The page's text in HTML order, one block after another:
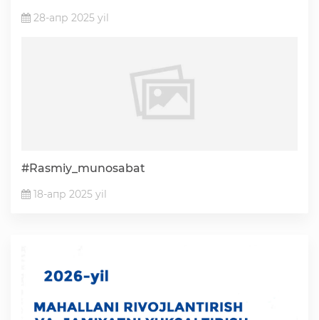
28-апр 2025 yil
#Rasmiy_munosabat
18-апр 2025 yil